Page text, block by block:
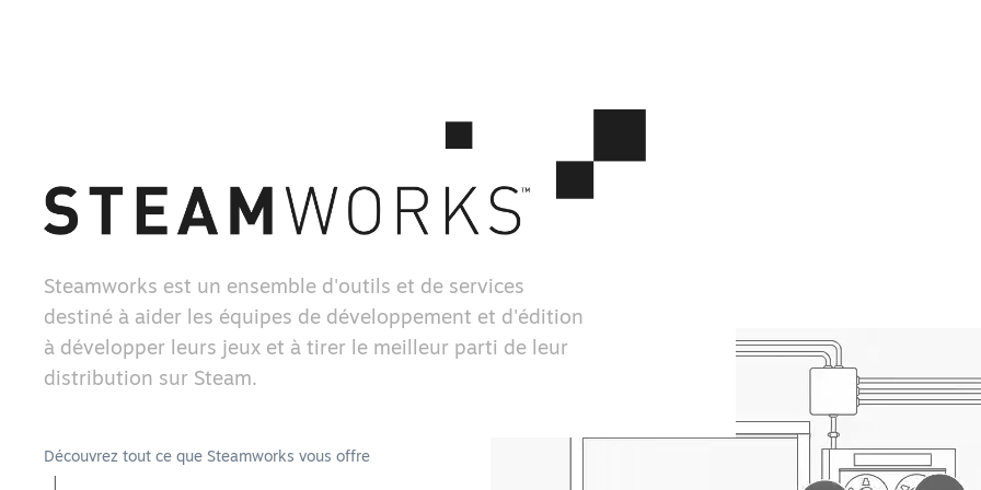
Steamworks est un ensemble d'outils et de services
destiné à aider les équipes de développement et d'édition
à développer leurs jeux et à tirer le meilleur parti de leur
distribution sur Steam.
Découvrez tout ce que Steamworks vous offre